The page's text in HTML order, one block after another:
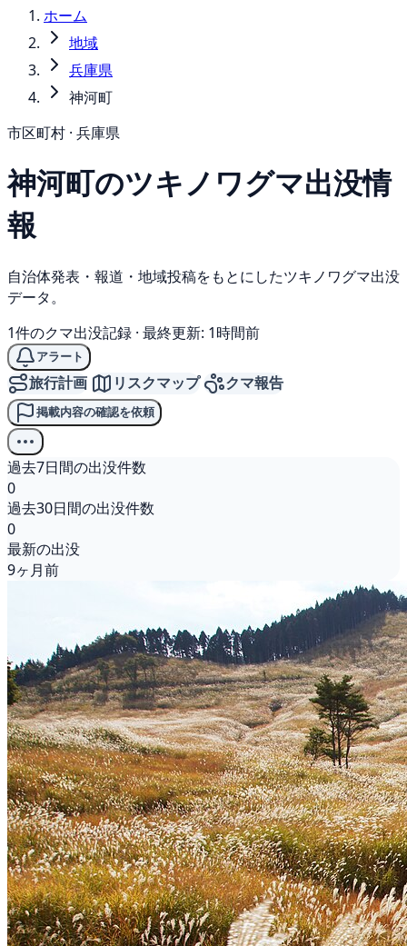
ホーム
地域
兵庫県
神河町
市区町村 · 兵庫県
神河町のツキノワグマ出没情
報
自治体発表・報道・地域投稿をもとにしたツキノワグマ出没
データ。
1件のクマ出没記録 · 最終更新: 1時間前
アラート
旅行計画 リスクマップ クマ報告
掲載内容の確認を依頼
過去7日間の出没件数
0
過去30日間の出没件数
0
最新の出没
9ヶ月前